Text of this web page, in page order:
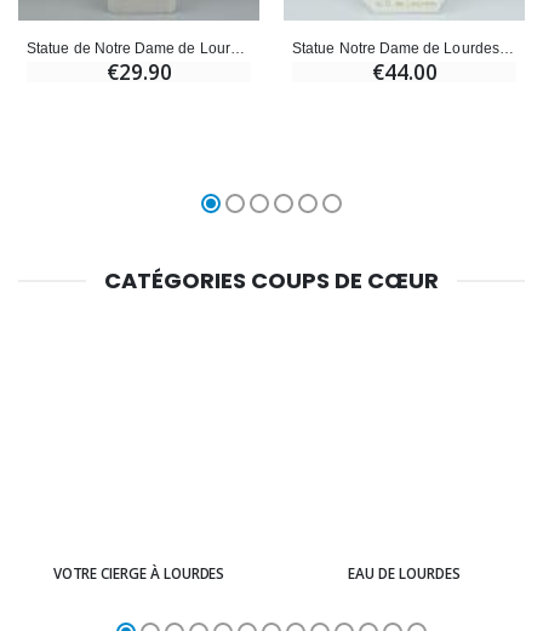
Statue de Notre Dame de Lourdes au Voile Bleu- 28 cm
€29.90
Statue Notre Dame de Lourdes au Voile Bleu - 30cm
€44.00
CATÉGORIES COUPS DE CŒUR
VOTRE CIERGE À LOURDES EAU DE LOURDES